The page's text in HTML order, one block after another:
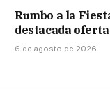
Rumbo a la
destacada
6 de agosto de 2026